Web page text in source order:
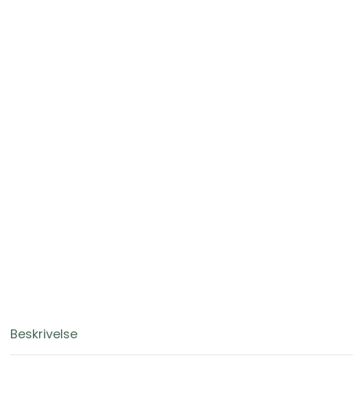
Beskrivelse